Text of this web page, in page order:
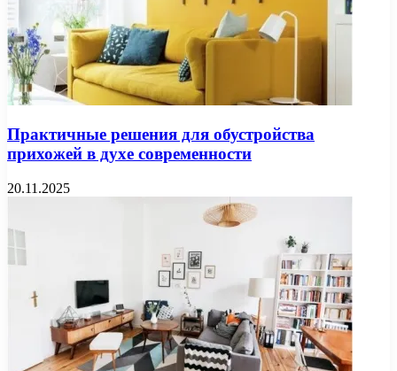
Практичные решения для обустройства
прихожей в духе современности
20.11.2025